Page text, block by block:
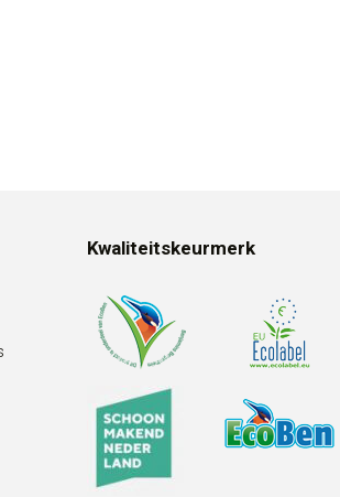
Kwaliteitskeurmerk